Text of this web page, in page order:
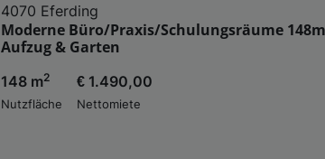
4070 Eferding
Moderne Büro/Praxis/Schulungsräume
Aufzug & Garten
148 m2
Nutzfläche
€ 1.490,00
Nettomiete